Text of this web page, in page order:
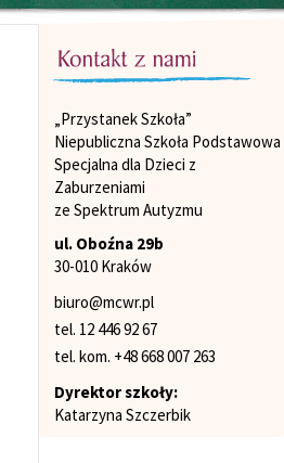
„Przystanek Szkoła”
Niepubliczna Szkoła Podstawowa
Specjalna dla Dzieci z
Zaburzeniami
ze Spektrum Autyzmu
ul. Oboźna 29b
30-010 Kraków
biuro@mcwr.pl
tel. 12 446 92 67
tel. kom. +48 668 007 263
Dyrektor szkoły:
Katarzyna Szczerbik